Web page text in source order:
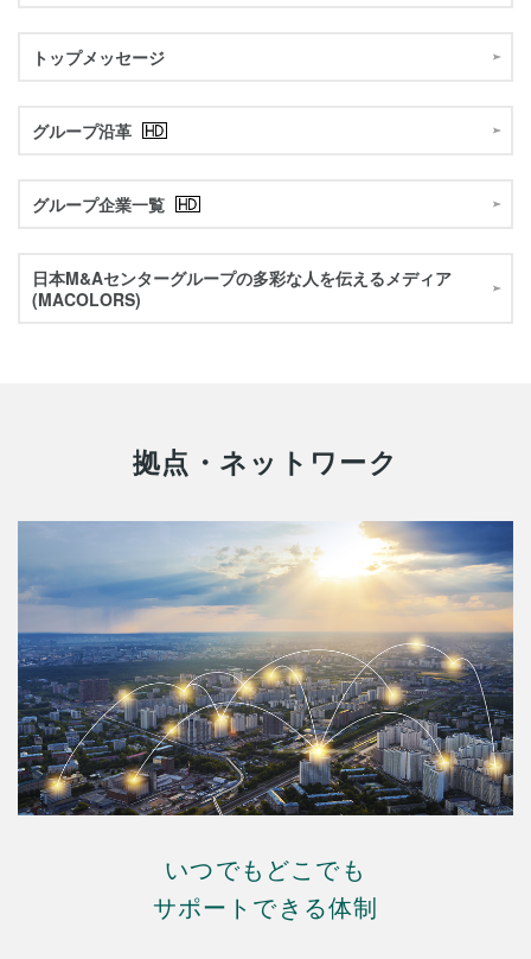
トップメッセージ
グループ沿革
グループ企業一覧
日本M&Aセンターグループの多彩な人を伝えるメディア
(MACOLORS)
拠点・ネットワーク
いつでもどこでも
サポートできる体制